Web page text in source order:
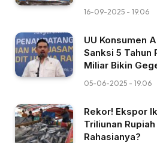
16-09-2025 - 19.06
UU Konsumen
Sanksi 5 Tahun
Miliar Bikin
05-06-2025 - 19.06
Rekor! Ekspor
Triliunan
Rahasianya?